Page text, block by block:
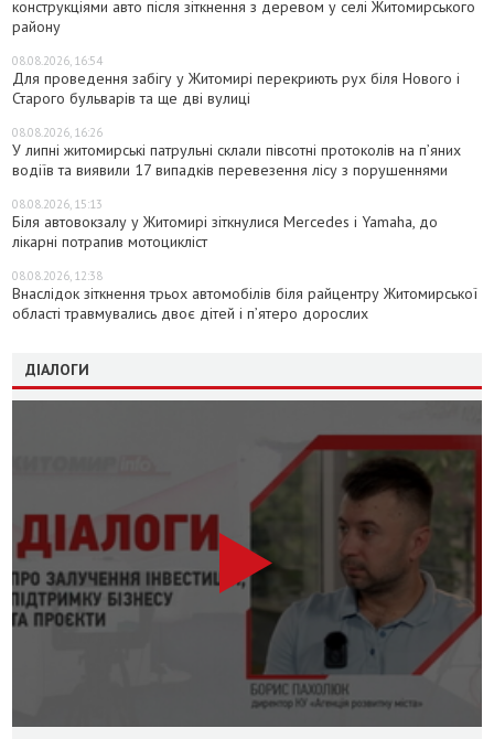
конструкціями авто після зіткнення з деревом у селі Житомирського
району
08.08.2026, 16:54
Для проведення забігу у Житомирі перекриють рух біля Нового і
Старого бульварів та ще дві вулиці
08.08.2026, 16:26
У липні житомирські патрульні склали півсотні протоколів на пʼяних
водіїв та виявили 17 випадків перевезення лісу з порушеннями
08.08.2026, 15:13
Біля автовокзалу у Житомирі зіткнулися Mercedes і Yamaha, до
лікарні потрапив мотоцикліст
08.08.2026, 12:38
Внаслідок зіткнення трьох автомобілів біля райцентру Житомирської
області травмувались двоє дітей і пʼятеро дорослих
ДІАЛОГИ